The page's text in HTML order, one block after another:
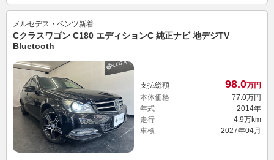
メルセデス・ベンツ新着
Cクラスワゴン C180 エディションC 純正ナビ 地デジTV
Bluetooth
支払総額 98.0万円
本体価格
77.0万円
年式
2014年
走行
4.9万km
車検
2027年04月